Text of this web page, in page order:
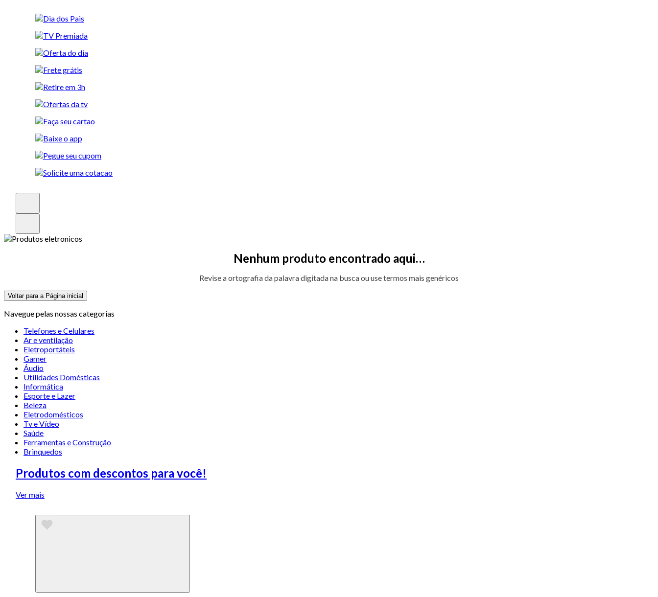
Nenhum produto encontrado aqui…
Revise a ortografia da palavra digitada na busca ou use termos mais genéricos
Voltar para a Página inicial
Navegue pelas nossas categorias
Telefones e Celulares
Ar e ventilação
Eletroportáteis
Gamer
Áudio
Utilidades Domésticas
Informática
Esporte e Lazer
Beleza
Eletrodomésticos
Tv e Vídeo
Saúde
Ferramentas e Construção
Brinquedos
Produtos com descontos para você!
Ver mais